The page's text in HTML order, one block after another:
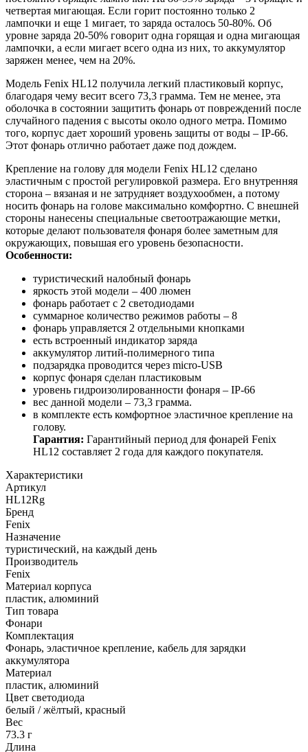
четвертая мигающая. Если горит постоянно только 2
лампочки и еще 1 мигает, то заряда осталось 50-80%. Об
уровне заряда 20-50% говорит одна горящая и одна мигающая
лампочки, а если мигает всего одна из них, то аккумулятор
заряжен менее, чем на 20%.
Модель Fenix HL12 получила легкий пластиковый корпус,
благодаря чему весит всего 73,3 грамма. Тем не менее, эта
оболочка в состоянии защитить фонарь от повреждений после
случайного падения с высоты около одного метра. Помимо
того, корпус дает хороший уровень защиты от воды – IP-66.
Этот фонарь отлично работает даже под дождем.
Крепление на голову для модели Fenix HL12 сделано
эластичным с простой регулировкой размера. Его внутренняя
сторона – вязаная и не затрудняет воздухообмен, а потому
носить фонарь на голове максимально комфортно. С внешней
стороны нанесены специальные светоотражающие метки,
которые делают пользователя фонаря более заметным для
окружающих, повышая его уровень безопасности.
Особенности:
туристический налобный фонарь
яркость этой модели – 400 люмен
фонарь работает с 2 светодиодами
суммарное количество режимов работы – 8
фонарь управляется 2 отдельными кнопками
есть встроенный индикатор заряда
аккумулятор литий-полимерного типа
подзарядка проводится через micro-USB
корпус фонаря сделан пластиковым
уровень гидроизолированности фонаря – IP-66
вес данной модели – 73,3 грамма.
в комплекте есть комфортное эластичное крепление на
голову.
Гарантия: Гарантийный период для фонарей Fenix
HL12 составляет 2 года для каждого покупателя.
Характеристики
Артикул
HL12Rg
Бренд
Fenix
Назначение
туристический, на каждый день
Производитель
Fenix
Материал корпуса
пластик, алюминий
Тип товара
Фонари
Комплектация
Фонарь, эластичное крепление, кабель для зарядки
аккумулятора
Материал
пластик, алюминий
Цвет светодиода
белый / жёлтый, красный
Вес
73.3 г
Длина